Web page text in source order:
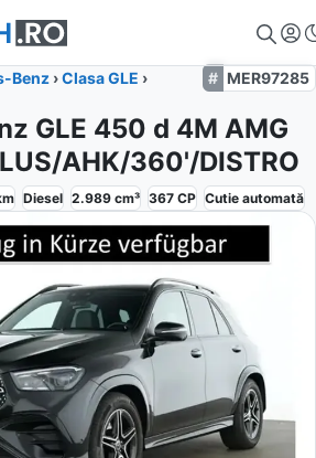
Benz ›Clasa GLE ›
MER97285
GLE 450 d 4M AMG
AHK/360'/DISTRO
Diesel 2.989 cm³ 367 CP Cutie automată